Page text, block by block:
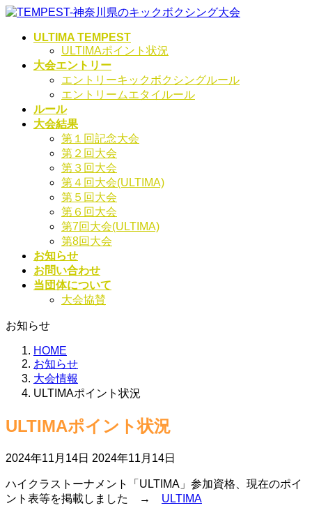
コ
ナ
ULTIMA TEMPEST
ULTIMAポイント状況
大会エントリー
エントリーキックボクシングルール
エントリームエタイルール
ルール
大会結果
第１回記念大会
第２回大会
第３回大会
第４回大会(ULTIMA)
第５回大会
第６回大会
第7回大会(ULTIMA)
第8回大会
お知らせ
お問い合わせ
当団体について
大会協賛
お知らせ
HOME
お知らせ
大会情報
ULTIMAポイント状況
ULTIMAポイント状況
2024年11月14日 最
更
新
2024年11月14日
ハイクラストーナメント「ULTIMA」参加資格、現在のポイ
ント表等を掲載しました → ULTIMA